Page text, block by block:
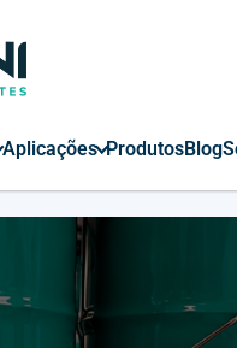
Aplicações ProdutosBlog